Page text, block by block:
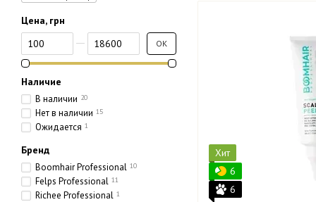
Хит
6
6
Цена, грн
От Цена, грн
До Цена, грн OK
Наличие
В наличии 20
Нет в наличии 15
Ожидается 1
Бренд
Boomhair Professional 10
Felps Professional 11
Richee Professional 1